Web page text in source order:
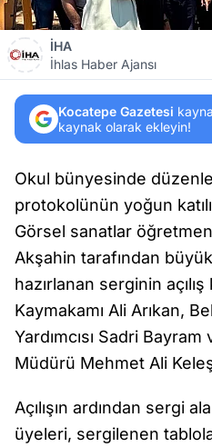
İHA
İhlas Haber Ajansı
Kocatepe Gazetesi
kaynak olarak ekleyin!
Okul bünyesinde
protokolünün yoğun
Görsel sanatlar
Akşahin tarafından
hazırlanan serginin
Kaymakamı Ali Arıkan,
Yardımcısı Sadri
Müdürü Mehmet Ali
Açılışın ardından sergi
üyeleri, sergilenen